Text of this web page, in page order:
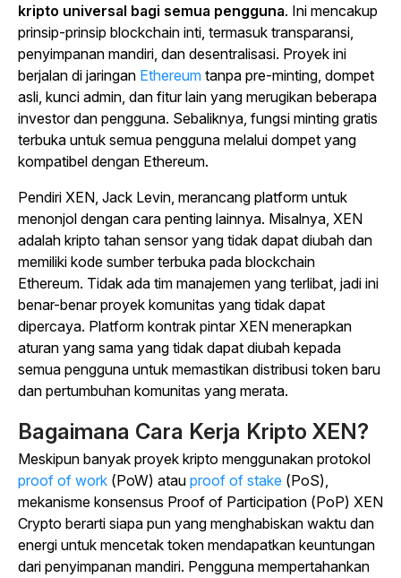
kripto universal bagi semua pengguna. Ini mencakup
prinsip-prinsip blockchain inti, termasuk transparansi,
penyimpanan mandiri, dan desentralisasi. Proyek ini
berjalan di jaringan Ethereum tanpa pre-minting, dompet
asli, kunci admin, dan fitur lain yang merugikan beberapa
investor dan pengguna. Sebaliknya, fungsi minting gratis
terbuka untuk semua pengguna melalui dompet yang
kompatibel dengan Ethereum.
Pendiri XEN, Jack Levin, merancang platform untuk
menonjol dengan cara penting lainnya. Misalnya, XEN
adalah kripto tahan sensor yang tidak dapat diubah dan
memiliki kode sumber terbuka pada blockchain
Ethereum. Tidak ada tim manajemen yang terlibat, jadi ini
benar-benar proyek komunitas yang tidak dapat
dipercaya. Platform kontrak pintar XEN menerapkan
aturan yang sama yang tidak dapat diubah kepada
semua pengguna untuk memastikan distribusi token baru
dan pertumbuhan komunitas yang merata.
Bagaimana Cara Kerja Kripto XEN?
Meskipun banyak proyek kripto menggunakan protokol
proof of work (PoW) atau proof of stake (PoS),
mekanisme konsensus Proof of Participation (PoP) XEN
Crypto berarti siapa pun yang menghabiskan waktu dan
energi untuk mencetak token mendapatkan keuntungan
dari penyimpanan mandiri. Pengguna mempertahankan